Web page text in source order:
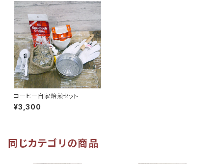
コーヒー自家焙煎セット
¥3,300
同じカテゴリの商品